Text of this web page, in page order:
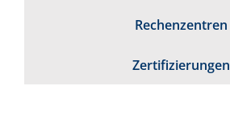
Rechenzentren
Zertifizierungen